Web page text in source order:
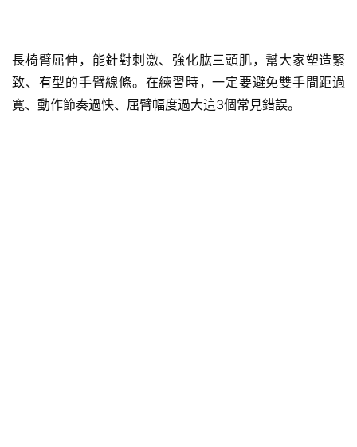
長椅臂屈伸，能針對刺激、強化肱三頭肌，幫大家塑造緊
致、有型的手臂線條。在練習時，一定要避免雙手間距過
寬、動作節奏過快、屈臂幅度過大這3個常見錯誤。